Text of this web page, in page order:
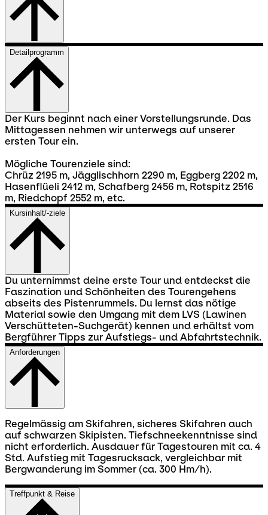
Detailprogramm
Der Kurs beginnt nach einer Vorstellungsrunde. Das
Mittagessen nehmen wir unterwegs auf unserer
ersten Tour ein.
Mögliche Tourenziele sind:
Chrüz 2195 m, Jägglischhorn 2290 m, Eggberg 2202 m,
Hasenflüeli 2412 m, Schafberg 2456 m, Rotspitz 2516
m, Riedchopf 2552 m, etc.
Kursinhalt/-ziele
Du unternimmst deine erste Tour und entdeckst die
Faszination und Schönheiten des Tourengehens
abseits des Pistenrummels. Du lernst das nötige
Material sowie den Umgang mit dem LVS (Lawinen
Verschütteten-Suchgerät) kennen und erhältst vom
Bergführer Tipps zur Aufstiegs- und Abfahrtstechnik.
Anforderungen
Regelmässig am Skifahren, sicheres Skifahren auch
auf schwarzen Skipisten. Tiefschneekenntnisse sind
nicht erforderlich. Ausdauer für Tagestouren mit ca. 4
Std. Aufstieg mit Tagesrucksack, vergleichbar mit
Bergwanderung im Sommer (ca. 300 Hm/h).
Treffpunkt & Reise